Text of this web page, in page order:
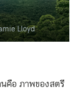
Lloyd
คือ ภาพของสตรี